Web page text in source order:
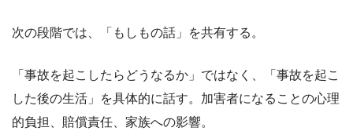
次の段階では、「もしもの話」を共有する。
「事故を起こしたらどうなるか」ではなく、「事故を起こ
した後の生活」を具体的に話す。加害者になることの心理
的負担、賠償責任、家族への影響。